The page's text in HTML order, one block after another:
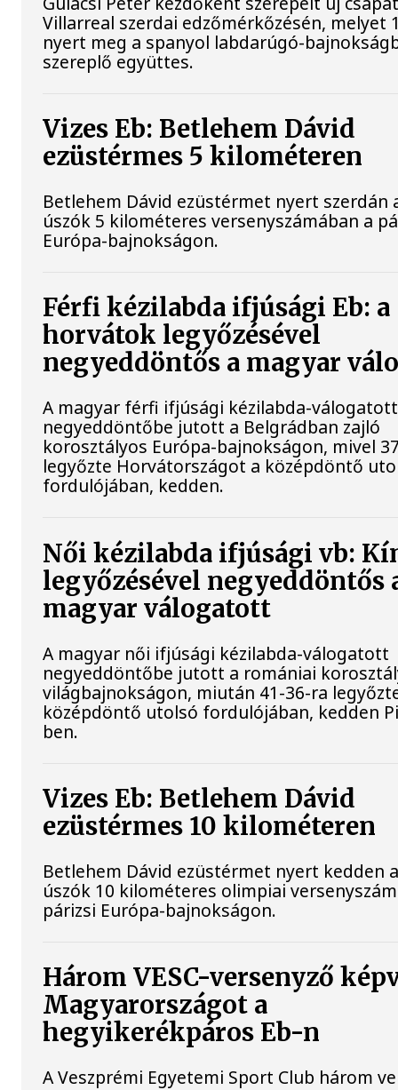
Villarreal szerdai edzőmérkőzésén, melyet
nyert meg a spanyol labdarúgó-
szereplő együttes.
Vizes Eb: Betlehem Dávid
ezüstérmes 5 kilométeren
Betlehem Dávid ezüstérmet nyert szerdán
úszók 5 kilométeres versenyszámában a
Európa-bajnokságon.
Férfi kézilabda ifjúsági Eb: a
horvátok legyőzésével
negyeddöntős a magyar
A magyar férfi ifjúsági kézilabda-válogatott
negyeddöntőbe jutott a Belgrádban zajló
korosztályos Európa-bajnokságon, mivel
legyőzte Horvátországot a középdöntő
fordulójában, kedden.
Női kézilabda ifjúsági vb:
legyőzésével negyeddöntős
magyar válogatott
A magyar női ifjúsági kézilabda-válogatott
negyeddöntőbe jutott a romániai
világbajnokságon, miután 41-36-ra
középdöntő utolsó fordulójában, kedden
ben.
Vizes Eb: Betlehem Dávid
ezüstérmes 10 kilométeren
Betlehem Dávid ezüstérmet nyert kedden
úszók 10 kilométeres olimpiai
párizsi Európa-bajnokságon.
Három VESC-versenyző
Magyarországot a
hegyikerékpáros Eb-n
A Veszprémi Egyetemi Sport Club három